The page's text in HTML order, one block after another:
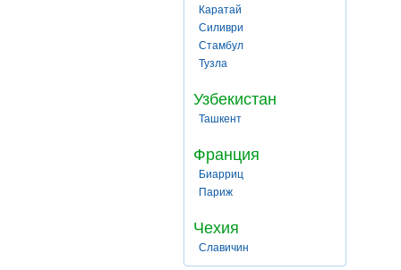
Каратай
Силиври
Стамбул
Тузла
Узбекистан
Ташкент
Франция
Биарриц
Париж
Чехия
Славичин